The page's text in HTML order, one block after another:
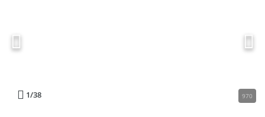
1/38 970